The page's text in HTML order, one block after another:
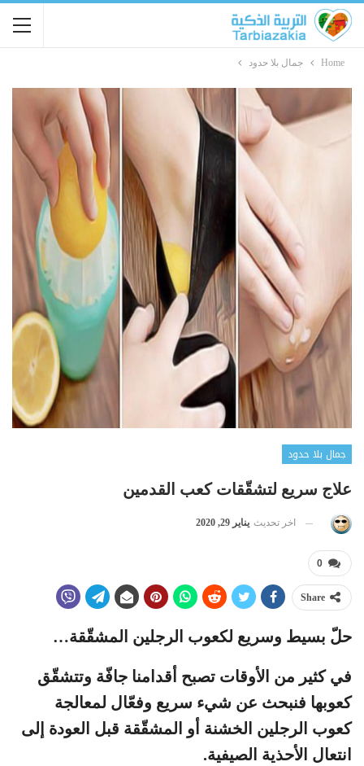
Home جمال بلا حدود
جمال بلا حدود
علاج سريع لتشقّقات كعب القدمين
اخر تحديث يناير 29, 2020
0
Share
حلّ بسيط وسريع لكعوب الرجلين المشقّقة…
في كثير من الأوقات تصبح أقدامنا جافّة وتتشقّق
كعوبها فنبحث عن شيء سريع وفعّال لمعالجة
كعوب الرجلين الخشنة أو المشقّقة قبل العودة إلى
انتعال الأحذية الصيفية.